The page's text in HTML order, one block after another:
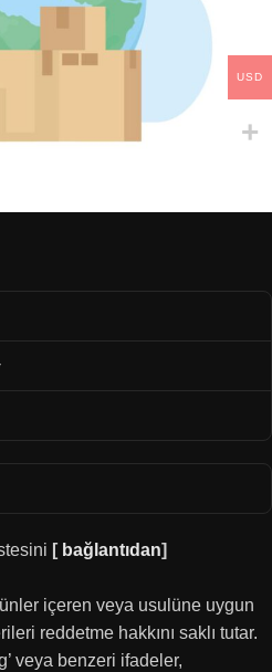
[ bağlantıdan]
içeren veya usulüne uygun
reddetme hakkını saklı tutar.
veya benzeri ifadeler,
USD